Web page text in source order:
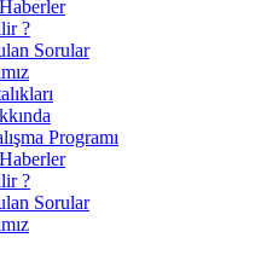
?
Sorular
Programı
?
Sorular